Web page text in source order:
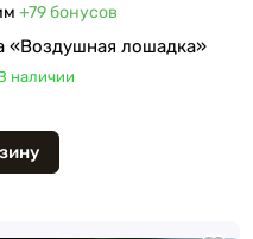
+79 бонусов
«Воздушная лошадка»
наличии